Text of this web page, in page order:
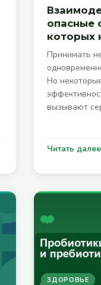
опасные
которых
Принимать
Но
вызывают
Читать далее
ЗДОРОВЬЕ